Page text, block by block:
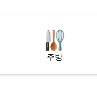
주방